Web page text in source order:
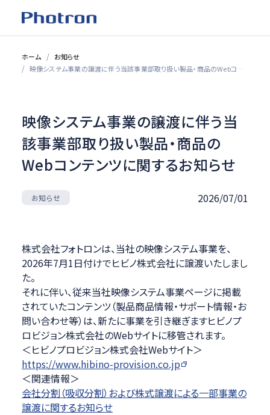
ホーム
お知らせ
映像システム事業の譲渡に伴う当該事業部取り扱い製品・商品のWebコンテンツに関するお知らせ
映像システム事業の譲渡に伴う当
該事業部取り扱い製品・商品の
Webコンテンツに関するお知らせ
お知らせ 2026/07/01
株式会社フォトロンは、当社の映像システム事業を、
2026年7月1日付けでヒビノ株式会社に譲渡いたしまし
た。
それに伴い、従来当社映像システム事業ページに掲載
されていたコンテンツ（製品商品情報・サポート情報・お
問い合わせ等）は、新たに事業を引き継ぎますヒビノプ
ロビジョン株式会社のWebサイトに移管されます。
＜ヒビノプロビジョン株式会社Webサイト＞
https://www.hibino-provision.co.jp
＜関連情報＞
会社分割（吸収分割）および株式譲渡による一部事業の
譲渡に関するお知らせ